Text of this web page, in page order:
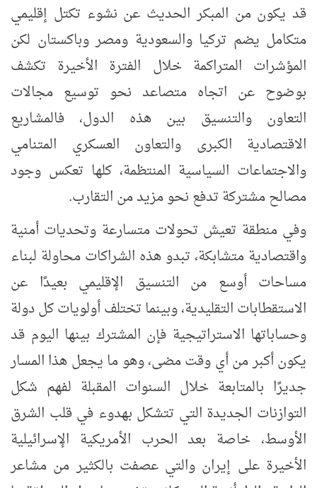
قد يكون من المبكر الحديث عن نشوء تكتل إقليمي
متكامل يضم تركيا والسعودية ومصر وباكستان لكن
المؤشرات المتراكمة خلال الفترة الأخيرة تكشف
بوضوح عن اتجاه متصاعد نحو توسيع مجالات
التعاون والتنسيق بين هذه الدول، فالمشاريع
الاقتصادية الكبرى والتعاون العسكري المتنامي
والاجتماعات السياسية المنتظمة، كلها تعكس وجود
مصالح مشتركة تدفع نحو مزيد من التقارب.
وفي منطقة تعيش تحولات متسارعة وتحديات أمنية
واقتصادية متشابكة، تبدو هذه الشراكات محاولة لبناء
مساحات أوسع من التنسيق الإقليمي بعيدًا عن
الاستقطابات التقليدية، وبينما تختلف أولويات كل دولة
وحساباتها الاستراتيجية فإن المشترك بينها اليوم قد
يكون أكبر من أي وقت مضى، وهو ما يجعل هذا المسار
جديرًا بالمتابعة خلال السنوات المقبلة لفهم شكل
التوازنات الجديدة التي تتشكل بهدوء في قلب الشرق
الأوسط، خاصة بعد الحرب الأمريكية الإسرائيلية
الأخيرة على إيران والتي عصفت بالكثير من مشاعر